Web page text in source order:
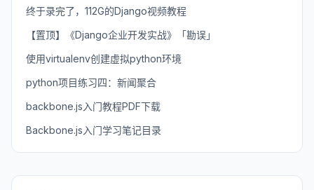
终于录完了，112G的Django视频教程
【置顶】《Django企业开发实战》「勘误」
使用virtualenv创建虚拟python环境
python项目练习四：新闻聚合
backbone.js入门教程PDF下载
Backbone.js入门学习笔记目录